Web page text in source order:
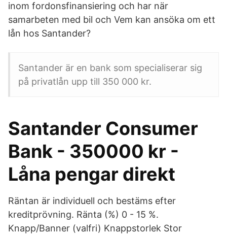
inom fordonsfinansiering och har när
samarbeten med bil och Vem kan ansöka om ett
lån hos Santander?
Santander är en bank som specialiserar sig
på privatlån upp till 350 000 kr.
Santander Consumer
Bank - 350000 kr -
Låna pengar direkt
Räntan är individuell och bestäms efter
kreditprövning. Ränta (%) 0 - 15 %.
Knapp/Banner (valfri) Knappstorlek Stor